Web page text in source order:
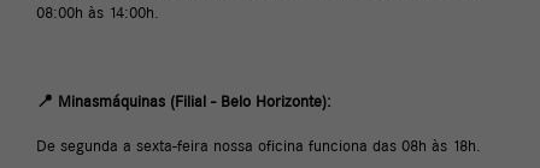
08:00h às 14:00h.
📍 Minasmáquinas (Filial - Belo Horizonte):
De segunda a sexta-feira nossa oficina funciona das 08h às 18h.